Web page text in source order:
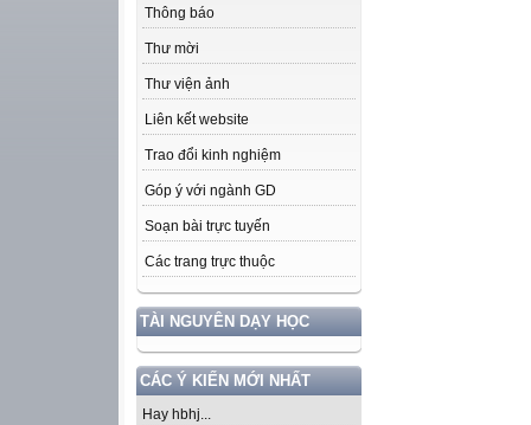
Thông báo
Thư mời
Thư viện ảnh
Liên kết website
Trao đổi kinh nghiệm
Góp ý với ngành GD
Soạn bài trực tuyến
Các trang trực thuộc
TÀI NGUYÊN DẠY HỌC
CÁC Ý KIẾN MỚI NHẤT
Hay hbhj...